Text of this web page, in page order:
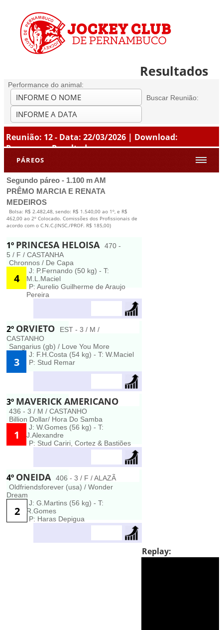
Resultados
Performance do animal:
Buscar Reunião:
Reunião: 12 - Data: 22/03/2026 | Download:
Programa-Resultados
PÁREOS
Segundo páreo - 1.100 m AM
PRÊMO MARCIA E RENATA
MEDEIROS
Bolsa: R$ 2.482,48, sendo: R$ 1.540,00 ao 1º, e R$
462,00 ao 2º Colocado. Comissões dos Profissionais de
acordo com o C.N.C.(INSC./PROF. R$ 185,00)
1º PRINCESA HELOISA 470 -
5 / F / CASTANHA
Chronnos / De Capa
4
J: P.Fernando (50 kg) - T:
M.L.Maciel
P: Aurelio Guilherme de Araujo
Pereira
2º ORVIETO
EST - 3 / M /
CASTANHO
Sangarius (gb) / Love You More
3
J: F.H.Costa (54 kg) - T: W.Maciel
P: Stud Remar
3º MAVERICK AMERICANO
436 - 3 / M / CASTANHO
Billion Dollar/ Hora Do Samba
1
J: W.Gomes (56 kg) - T:
J.Alexandre
P: Stud Cariri, Cortez & Bastiões
4º ONEIDA 406 - 3 / F / ALAZÃ
Oldfriendsforever (usa) / Wonder
Dream
2
J: G.Martins (56 kg) - T:
R.Gomes
P: Haras Depigua
Replay: